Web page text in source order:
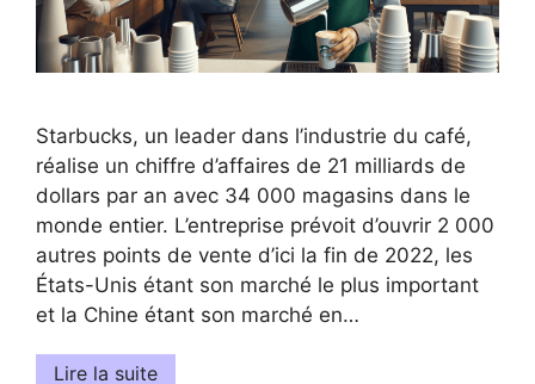
Starbucks, un leader dans l’industrie du café,
réalise un chiffre d’affaires de 21 milliards de
dollars par an avec 34 000 magasins dans le
monde entier. L’entreprise prévoit d’ouvrir 2 000
autres points de vente d’ici la fin de 2022, les
États-Unis étant son marché le plus important
et la Chine étant son marché en…
Lire la suite